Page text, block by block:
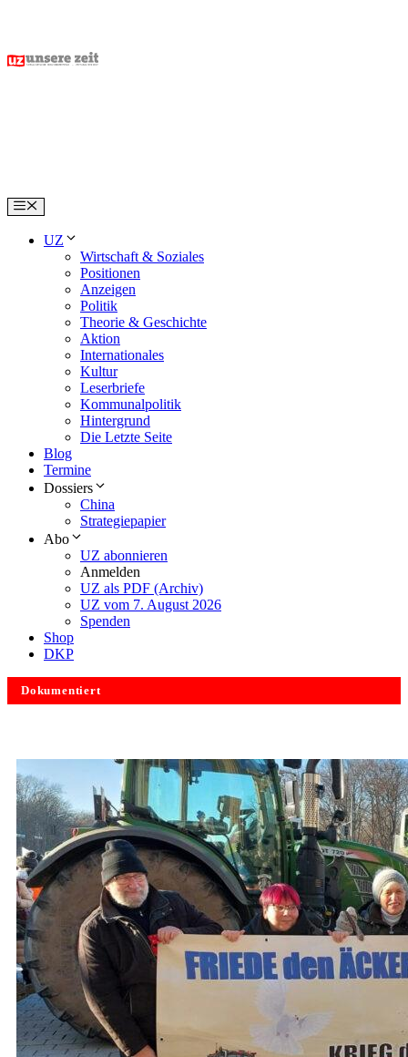
content
Menu
UZ
Wirtschaft & Soziales
Positionen
Anzeigen
Politik
Theorie & Geschichte
Aktion
Internationales
Kultur
Leserbriefe
Kommunalpolitik
Hintergrund
Die Letzte Seite
Blog
Termine
Dossiers
China
Strategiepapier
Abo
UZ abonnieren
Anmelden
UZ als PDF (Archiv)
UZ vom 7. August 2026
Spenden
Shop
DKP
Dokumentiert